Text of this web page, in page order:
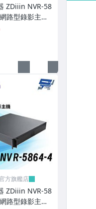
LILIN 主機/攝影機/周邊 專區
主機/攝影機/周邊 專區
主機/攝影機/周邊 專區
UPS不斷電系統
愛迪歐 UPS不斷電系統
艾比希 UPS不斷電系統
科風 UPS不斷電系統
音頻組合促銷優惠
ZDiiin NVR-58
方旗艦店
ZDiiin NVR-58